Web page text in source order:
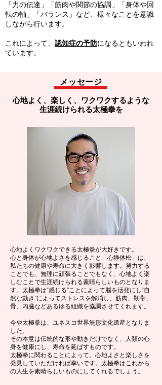
「力の伝達」「筋肉や関節の協調」「身体や回
転の軸」「バランス」など、様々なことを意識
しながら行います。
これによって、 認知症の予防になるともいわれ
ています。
メッセージ
心地よく、楽しく、​ワクワクするような
​生涯続けられる太極拳を
心地よくワクワクできる太極拳が大好きです。
心と身体が心地よさを感じること「心静体松」は、
私たちの健康や寿命に大きく影響します。努力する
ことでも、無理に頑張ることでもなく、心地よく楽
しむことで生涯続けられる素晴らしいものとなりま
す。太極拳は“感じる”ことによって脳を活発にし“自
然な動き”によってストレスを解消し、筋肉、靭帯、
骨、内臓などあるゆる組織を協調させてくれます。
今や​太極拳は、ユネスコ世界無形文化遺産となりま
した。
その本意は伝統的な形や動きだけでなく、人類の心
身を健康にし、寿命を延ばすものです。
太極拳に関わることによって、心地よさと楽しさを
発見していただければ幸いです。太極拳はこれから
の人生を素晴らしいものにしてくれるでしょう。